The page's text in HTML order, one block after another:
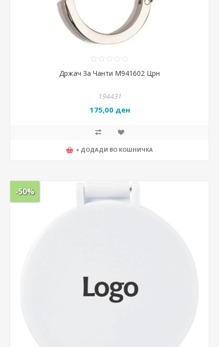
Држач За Чанти М941602 Црн
194431
175,00 ден
+ ДОДАДИ ВО КОШНИЧКА
-50%